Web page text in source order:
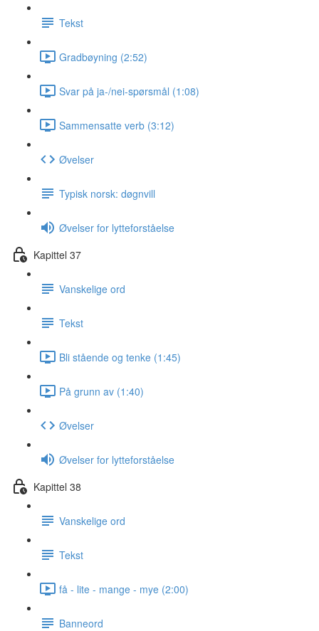
Tekst
Gradbøyning (2:52)
Svar på ja-/nei-spørsmål (1:08)
Sammensatte verb (3:12)
Øvelser
Typisk norsk: døgnvill
Øvelser for lytteforståelse
Kapittel 37
Vanskelige ord
Tekst
Bli stående og tenke (1:45)
På grunn av (1:40)
Øvelser
Øvelser for lytteforståelse
Kapittel 38
Vanskelige ord
Tekst
få - lite - mange - mye (2:00)
Banneord